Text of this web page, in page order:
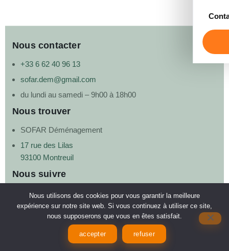
Nous contacter
+33 6 62 40 96 13
sofar.dem@gmail.com
du lundi au samedi – 9h00 à 18h00
Nous trouver
SOFAR Déménagement
17 rue des Lilas
93100 Montreuil
Nous suivre
© 2025 SOFAR Déménagement — Mentions légales
Nous utilisons des cookies pour vous garantir la meilleure
expérience sur notre site web. Si vous continuez à utiliser ce site,
nous supposerons que vous en êtes satisfait.
accepter refuser